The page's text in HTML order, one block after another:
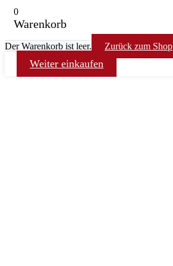
0
Warenkorb
Der Warenkorb ist leer. Zurück zum Shop
Weiter einkaufen